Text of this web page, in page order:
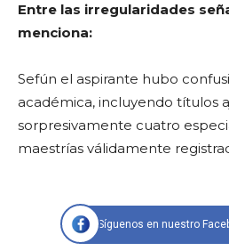
Entre las irregularidades
menciona:
Sefún el aspirante hubo
académica, incluyendo títulos
sorpresivamente cuatro
maestrías válidamente
Síguenos en nuestro